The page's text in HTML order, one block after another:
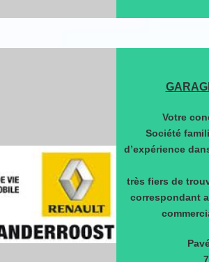
Votre
Société
d’expérience
très fiers de
correspondant